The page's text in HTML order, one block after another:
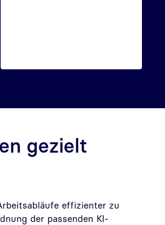
gezielt
effizienter zu
der passenden KI-